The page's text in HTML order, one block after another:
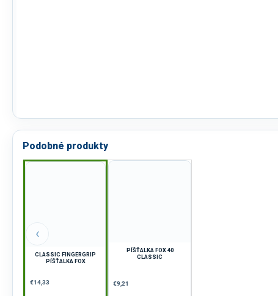
Podobné produkty
‹
CLASSIC FINGERGRIP
PÍŠŤALKA FOX
€14,33
PÍŠŤALKA FOX 40
CLASSIC
€9,21